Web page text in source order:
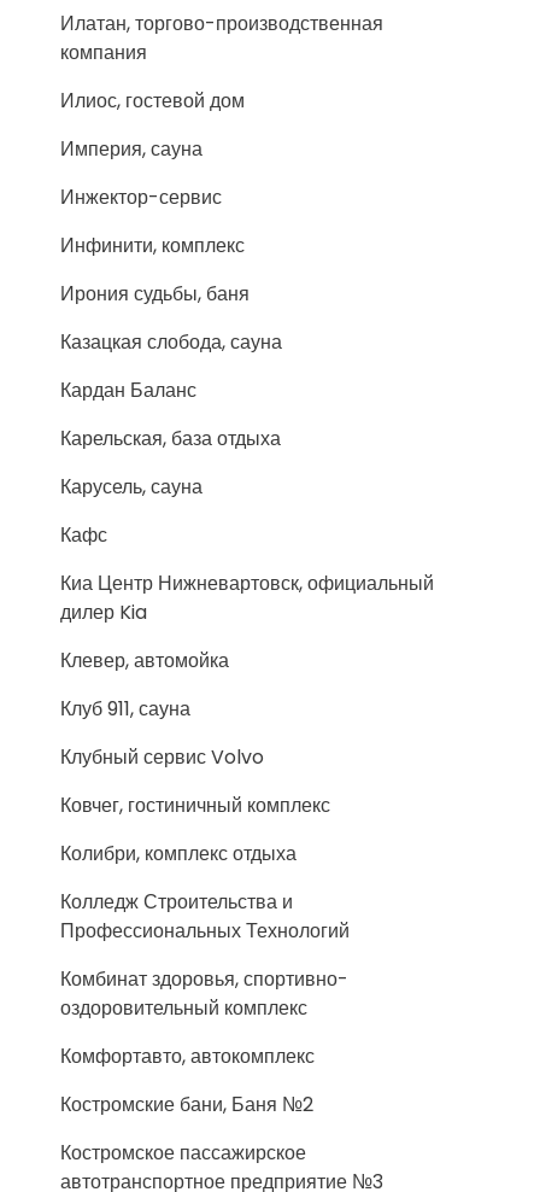
Илатан, торгово-производственная
компания
Илиос, гостевой дом
Империя, сауна
Инжектор-сервис
Инфинити, комплекс
Ирония судьбы, баня
Казацкая слобода, сауна
Кардан Баланс
Карельская, база отдыха
Карусель, сауна
Кафс
Киа Центр Нижневартовск, официальный
дилер Kia
Клевер, автомойка
Клуб 911, сауна
Клубный сервис Volvo
Ковчег, гостиничный комплекс
Колибри, комплекс отдыха
Колледж Строительства и
Профессиональных Технологий
Комбинат здоровья, спортивно-
оздоровительный комплекс
Комфортавто, автокомплекс
Костромские бани, Баня №2
Костромское пассажирское
автотранспортное предприятие №3